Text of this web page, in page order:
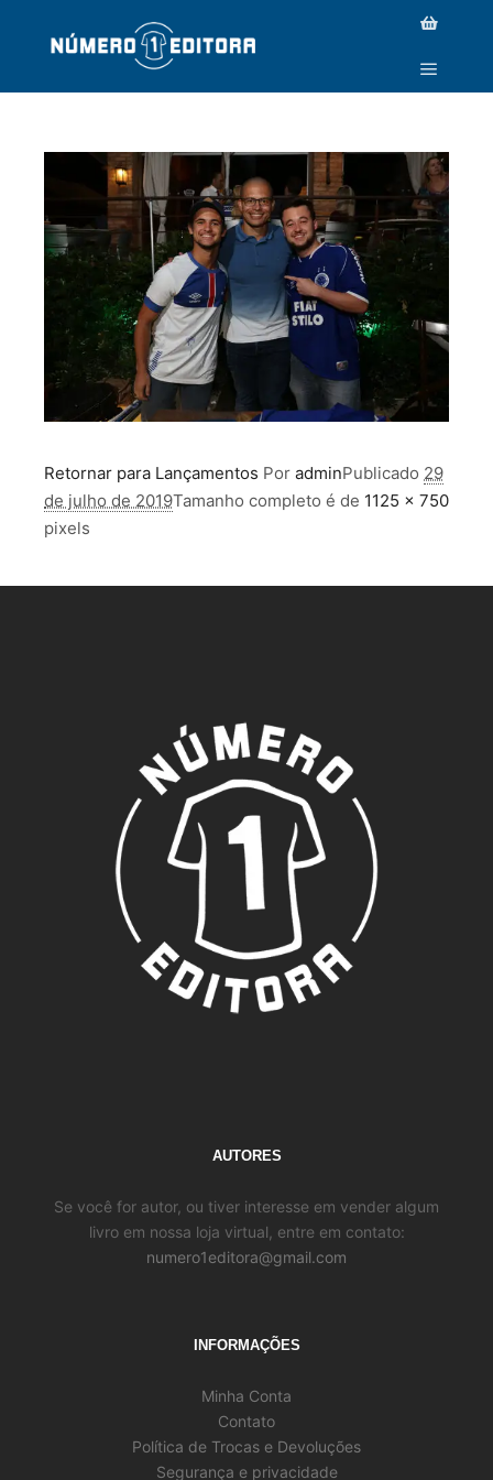
IMG_1313
Retornar para Lançamentos Por adminPublicado 29
de julho de 2019Tamanho completo é de 1125 × 750
pixels
AUTORES
Se você for autor, ou tiver interesse em vender algum
livro em nossa loja virtual, entre em contato:
numero1editora@gmail.com
INFORMAÇÕES
Minha Conta
Contato
Política de Trocas e Devoluções
Segurança e privacidade